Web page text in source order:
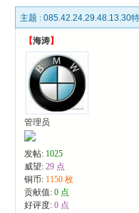
主题 :085.42.24.29.48.13.30
【海涛】
管理员
发帖: 1025
威望:29 点
铜币: 1150 枚
贡献值:0 点
好评度:0 点